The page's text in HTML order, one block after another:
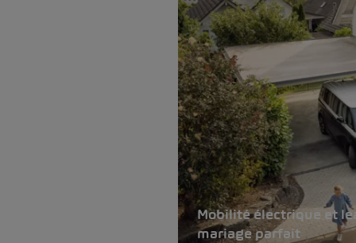
Mobilité électrique et
mariage parfait